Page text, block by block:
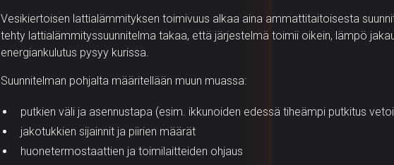
Vesikiertoisen lattialämmityksen toimivuus alkaa aina ammattitaitoisesta
tehty lattialämmityssuunnitelma takaa, että järjestelmä toimii oikein, lämpö
energiankulutus pysyy kurissa.
Suunnitelman pohjalta määritellään muun muassa:
putkien väli ja asennustapa (esim. ikkunoiden edessä tiheämpi putkitus
jakotukkien sijainnit ja piirien määrät
huonetermostaattien ja toimilaitteiden ohjaus